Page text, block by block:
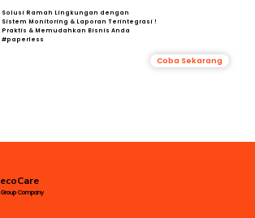
Solusi Ramah Lingkungan dengan
Sistem Monitoring & Laporan Terintegrasi !
Praktis & Memudahkan Bisnis Anda
#paperless
Coba Sekarang
ecoCare
Group Company